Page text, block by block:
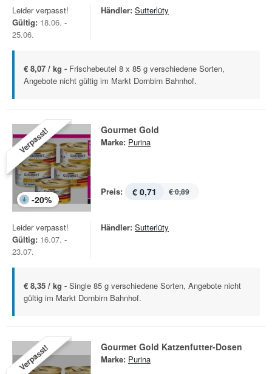
Leider verpasst!
Gültig: 18.06. -
25.06.
Händler: Sutterlüty
€ 8,07 / kg - Frischebeutel 8 x 85 g verschiedene Sorten,
Angebote nicht gültig im Markt Dornbirn Bahnhof.
Verpasst!
-20%
Gourmet Gold
Marke: Purina
Preis: € 0,71 € 0,89
Leider verpasst!
Gültig: 16.07. -
23.07.
Händler: Sutterlüty
€ 8,35 / kg - Single 85 g verschiedene Sorten, Angebote nicht
gültig im Markt Dornbirn Bahnhof.
Verpasst! Gourmet Gold Katzenfutter-Dosen
Marke: Purina